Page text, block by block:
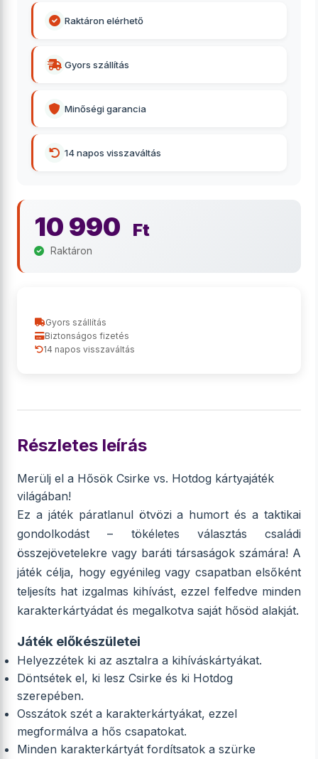
Raktáron elérhető
Gyors szállítás
Minőségi garancia
14 napos visszaváltás
10 990 Ft
Raktáron
Gyors szállítás
Biztonságos fizetés
14 napos visszaváltás
Részletes leírás
Merülj el a Hősök Csirke vs. Hotdog kártyajáték
világában!
Ez a játék páratlanul ötvözi a humort és a taktikai
gondolkodást – tökéletes választás családi
összejövetelekre vagy baráti társaságok számára! A
játék célja, hogy egyénileg vagy csapatban elsőként
teljesíts hat izgalmas kihívást, ezzel felfedve minden
karakterkártyádat és megalkotva saját hősöd alakját.
Játék előkészületei
Helyezzétek ki az asztalra a kihíváskártyákat.
Döntsétek el, ki lesz Csirke és ki Hotdog
szerepében.
Osszátok szét a karakterkártyákat, ezzel
megformálva a hős csapatokat.
Minden karakterkártyát fordítsatok a szürke